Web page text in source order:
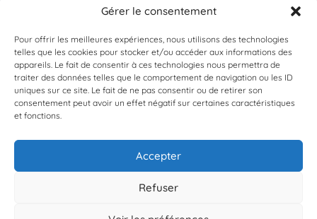
Gérer le consentement
Pour offrir les meilleures expériences, nous utilisons des technologies
telles que les cookies pour stocker et/ou accéder aux informations des
appareils. Le fait de consentir à ces technologies nous permettra de
traiter des données telles que le comportement de navigation ou les ID
uniques sur ce site. Le fait de ne pas consentir ou de retirer son
consentement peut avoir un effet négatif sur certaines caractéristiques
et fonctions.
Accepter
Refuser
À propos de BioLit
Vos données d'observation
Ressources
Résultats du programme
Contacts
S'INSCRIRE À LA NEWSLETTER
Vous n’êtes pas encore inscrit à Biolit ?
Inscrivez-vous dès maintenant